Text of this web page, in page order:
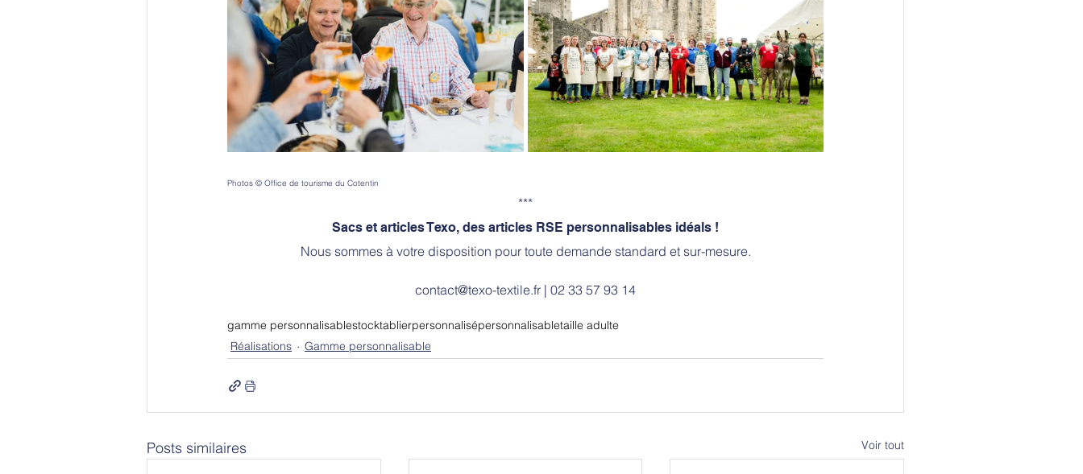
Photos © Office de tourisme du Cotentin
***
Sacs et articles Texo, des articles RSE personnalisables idéals !
Nous sommes à votre disposition pour toute demande standard et sur-mesure.
contact@texo-textile.fr | 02 33 57 93 14
gamme personnalisablestocktablierpersonnalisépersonnalisabletaille adulte
Réalisations
Gamme personnalisable
Posts similaires Voir tout